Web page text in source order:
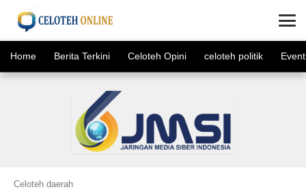
Home Berita Terkini Celoteh Opini celoteh politik Event
Celoteh daerah